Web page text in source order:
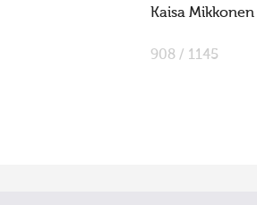
Kaisa Mikkonen
908 / 1145